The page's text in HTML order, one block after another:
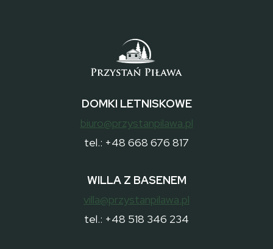
DOMKI LETNISKOWE
biuro@przystanpilawa.pl
tel.: +48 668 676 817
WILLA Z BASENEM
villa@przystanpilawa.pl
tel.: +48 518 346 234